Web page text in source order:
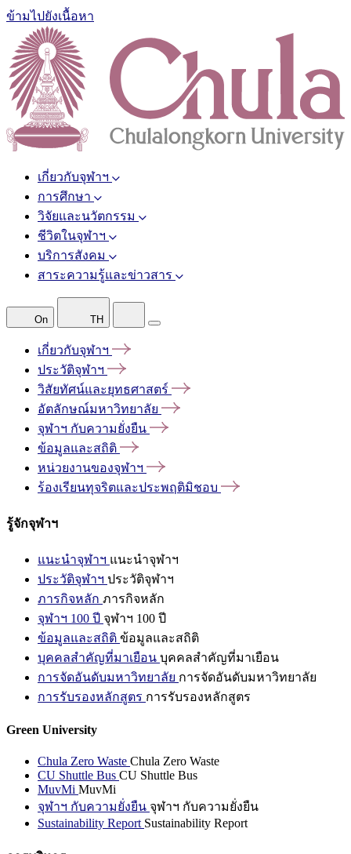
ข้ามไปยังเนื้อหา
เกี่ยวกับจุฬาฯ
การศึกษา
วิจัยและนวัตกรรม
ชีวิตในจุฬาฯ
บริการสังคม
สาระความรู้และข่าวสาร
On TH
เกี่ยวกับจุฬาฯ
ประวัติจุฬาฯ
วิสัยทัศน์และยุทธศาสตร์
อัตลักษณ์มหาวิทยาลัย
จุฬาฯ กับความยั่งยืน
ข้อมูลและสถิติ
หน่วยงานของจุฬาฯ
ร้องเรียนทุจริตและประพฤติมิชอบ
รู้จักจุฬาฯ
แนะนำจุฬาฯ แนะนำจุฬาฯ
ประวัติจุฬาฯ ประวัติจุฬาฯ
ภารกิจหลัก ภารกิจหลัก
จุฬาฯ 100 ปี จุฬาฯ 100 ปี
ข้อมูลและสถิติ ข้อมูลและสถิติ
บุคคลสำคัญที่มาเยือน บุคคลสำคัญที่มาเยือน
การจัดอันดับมหาวิทยาลัย การจัดอันดับมหาวิทยาลัย
การรับรองหลักสูตร การรับรองหลักสูตร
Green University
Chula Zero Waste Chula Zero Waste
CU Shuttle Bus CU Shuttle Bus
MuvMi MuvMi
จุฬาฯ กับความยั่งยืน จุฬาฯ กับความยั่งยืน
Sustainability Report Sustainability Report